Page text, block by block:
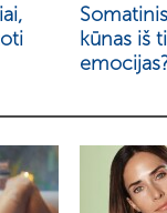
kūnas iš